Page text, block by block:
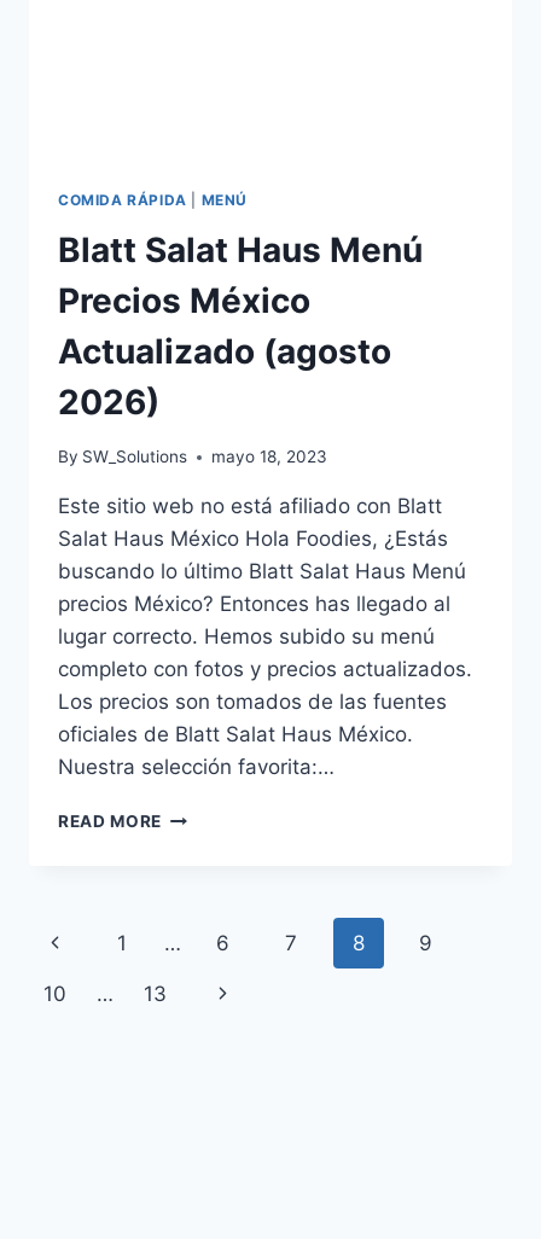
COMIDA RÁPIDA MENÚ
Blatt Salat Haus Menú
Precios México
Actualizado (agosto
2026)
By SW_Solutions mayo 18, 2023
Este sitio web no está afiliado con Blatt
Salat Haus México Hola Foodies, ¿Estás
buscando lo último Blatt Salat Haus Menú
precios México? Entonces has llegado al
lugar correcto. Hemos subido su menú
completo con fotos y precios actualizados.
Los precios son tomados de las fuentes
oficiales de Blatt Salat Haus México.
Nuestra selección favorita:…
READ MORE BLATT
MÉXICO
(AGOSTO
Page
navigation
Previous
Page
1 … 6 7 8 9
10 … 13
Next